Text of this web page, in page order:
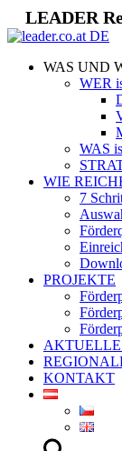
LEADER
WAS UND
WER
WAS
WIE
7
PROJEKTE
KONTAKT